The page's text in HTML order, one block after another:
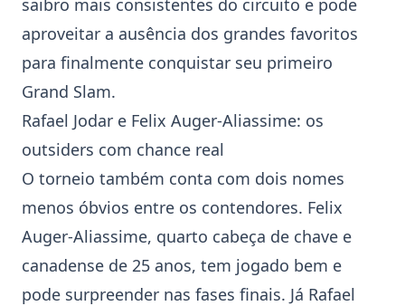
saibro mais consistentes do circuito e pode
aproveitar a ausência dos grandes favoritos
para finalmente conquistar seu primeiro
Grand Slam.
Rafael Jodar e Felix Auger-Aliassime: os
outsiders com chance real
O torneio também conta com dois nomes
menos óbvios entre os contendores. Felix
Auger-Aliassime, quarto cabeça de chave e
canadense de 25 anos, tem jogado bem e
pode surpreender nas fases finais. Já Rafael